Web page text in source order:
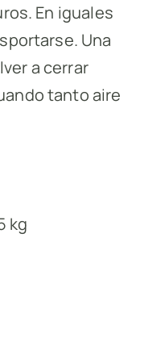
En iguales
Una
a cerrar
tanto aire
kg